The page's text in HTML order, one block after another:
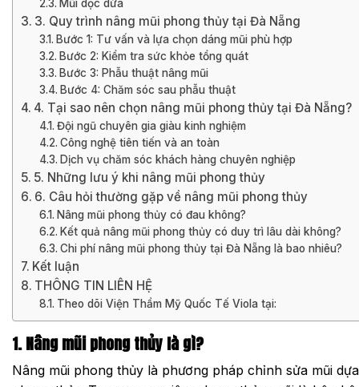
Mũi dọc dừa
3. Quy trình nâng mũi phong thủy tại Đà Nẵng
Bước 1: Tư vấn và lựa chọn dáng mũi phù hợp
Bước 2: Kiểm tra sức khỏe tổng quát
Bước 3: Phẫu thuật nâng mũi
Bước 4: Chăm sóc sau phẫu thuật
4. Tại sao nên chọn nâng mũi phong thủy tại Đà Nẵng?
Đội ngũ chuyên gia giàu kinh nghiệm
Công nghệ tiên tiến và an toàn
Dịch vụ chăm sóc khách hàng chuyên nghiệp
5. Những lưu ý khi nâng mũi phong thủy
6. Câu hỏi thường gặp về nâng mũi phong thủy
Nâng mũi phong thủy có đau không?
Kết quả nâng mũi phong thủy có duy trì lâu dài không?
Chi phí nâng mũi phong thủy tại Đà Nẵng là bao nhiêu?
Kết luận
THÔNG TIN LIÊN HỆ
Theo dõi Viện Thẩm Mỹ Quốc Tế Viola tại:
1. Nâng mũi phong thủy là gì?
Nâng mũi phong thủy là phương pháp chỉnh sửa mũi